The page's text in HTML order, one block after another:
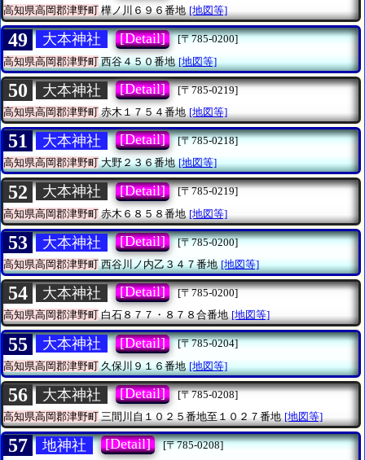
高知県高岡郡津野町樺ノ川６９６番地 [地図等]
49 大本神社 [Detail]
[〒785-0200]
高知県高岡郡津野町西谷４５０番地 [地図等]
50 大本神社 [Detail]
[〒785-0219]
高知県高岡郡津野町赤木１７５４番地 [地図等]
51 大本神社 [Detail]
[〒785-0218]
高知県高岡郡津野町大野２３６番地 [地図等]
52 大本神社 [Detail]
[〒785-0219]
高知県高岡郡津野町 赤木６８５８番地 [地図等]
53 大本神社 [Detail]
[〒785-0200]
高知県高岡郡津野町西谷川ノ内乙３４７番地 [地図等]
54 大本神社 [Detail]
[〒785-0200]
高知県高岡郡津野町白石８７７・８７８合番地 [地図等]
55 大本神社 [Detail]
[〒785-0204]
高知県高岡郡津野町久保川９１６番地 [地図等]
56 大本神社 [Detail]
[〒785-0208]
高知県高岡郡津野町三間川自１０２５番地至１０２７番地 [地図等]
57 地神社 [Detail]
[〒785-0208]